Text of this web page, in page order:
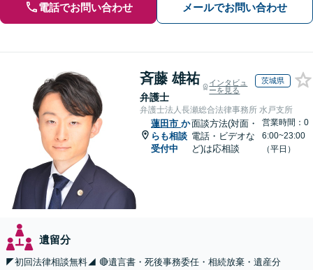
電話でお問い合わせ メールでお問い合わせ
斉藤 雄祐
弁護士
インタビュ
ーを見る
茨城県
弁護士法人長瀬総合法律事務所 水戸支所
蓮田市 か
らも相談
受付中
面談方法(対面・
電話・ビデオな
ど)は応相談
営業時間：0
6:00~23:00
（平日）
遺留分
◤初回法律相談無料◢ 🔴遺言書・死後事務委任・相続放棄・遺産分